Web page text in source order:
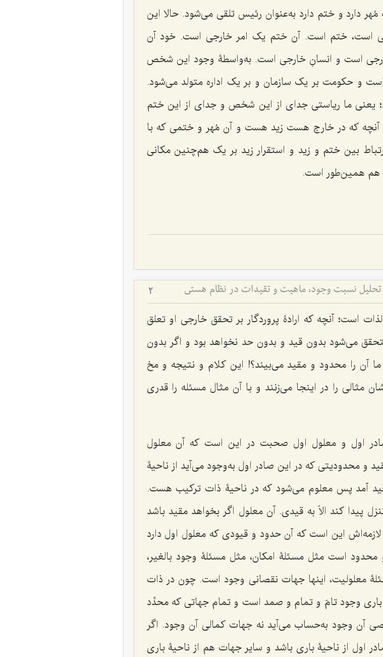
دارد و ختم دارد به‌عنوان رئیس تلقی می‌شود. حالا این
است، ختم است. آن ختم یک امر خارجی است. خود آن
است و انسانِ خارجی است. به‌واسطۀ وجود این شخص
و حکومت بر یک سازمان و بر یک اداره متولد می‌شود.
یعنی ما ریاستی جدای از این شخص و جدای از این ختم
آنچه که در خارج هست زید هست و آن مُهر و ختمی که با
بین ختم و زید و استقرار زید بر یک هم‌چنین مکانی
هم همین‌طور است.
نسبت وجود، ماهیت و تقیدات در نظام هستی 2
است؛ آنچه که ارادۀ پروردگار بر تحقق خارجی او تعلق
می‌شود بدون قید و بدون حد نخواهد بود و اگر بدون
آن را محدود و مقید می‌بیند؟! این کلام و نتیجه و مخ
مثالی را در اینجا می‌زنند و با آن مثال مسئله را قدری
اول و معلول اول صحبت در این است که آن معلول
و محدودیتی که در این صادر اول به‌وجود می‌آید از ناحیۀ
آمد پس معلوم می‌شود که در ناحیۀ ذات ترکیب هست.
پیدا کند الاّ به قیدی. آن معلول اگر بخواهد مقید باشد
لازمه‌اش این است که آن حدود و قیودی که معلول اول دارد
است مثل مسئلۀ امکان، مثل مسئلۀ وجود بالغیر،
معلولیت، اینها جهات نقصانی وجود است. چون در ذات
وجود تامّ و تمام و صمد است و تمام جهاتی که محدِّد
آن وجود به‌حساب می‌آید نه جهات کمالی آن وجود. اگر
اول از ناحیۀ باری باشد و سایر جهات هم از ناحیۀ باری